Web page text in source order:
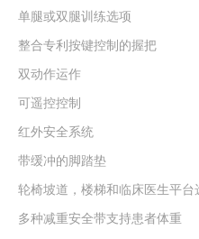
单腿或双腿训练选项
整合专利按键控制的握把
双动作运作
可遥控控制
红外安全系统
带缓冲的脚踏垫
轮椅坡道，楼梯和临床医生平台
多种减重安全带支持患者体重